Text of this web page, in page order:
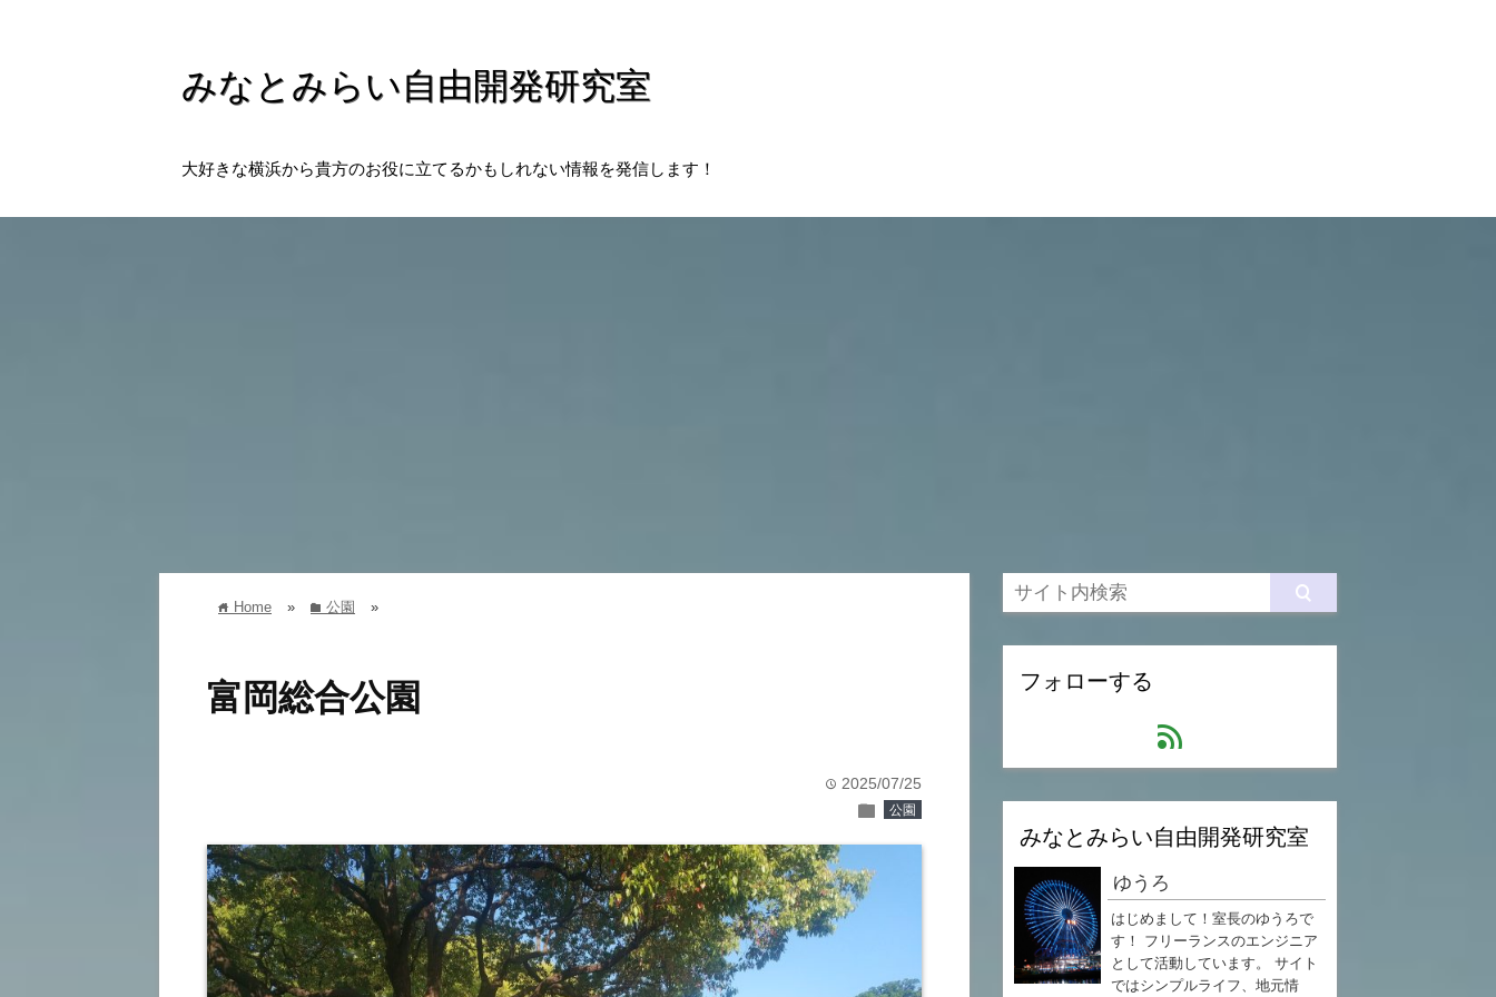
みなとみらい自由開発研究室
大好きな横浜から貴方のお役に立てるかもしれない情報を発信します！
home Home » folder 公園 »
富岡総合公園
time 2025/07/25
folder 公園
フォローする
feed
みなとみらい自由開発研究室
ゆうろ
はじめまして！室長のゆうろで
す！ フリーランスのエンジニア
として活動しています。 サイト
ではシンプルライフ、地元情